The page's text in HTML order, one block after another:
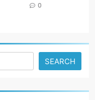
0
SEARCH